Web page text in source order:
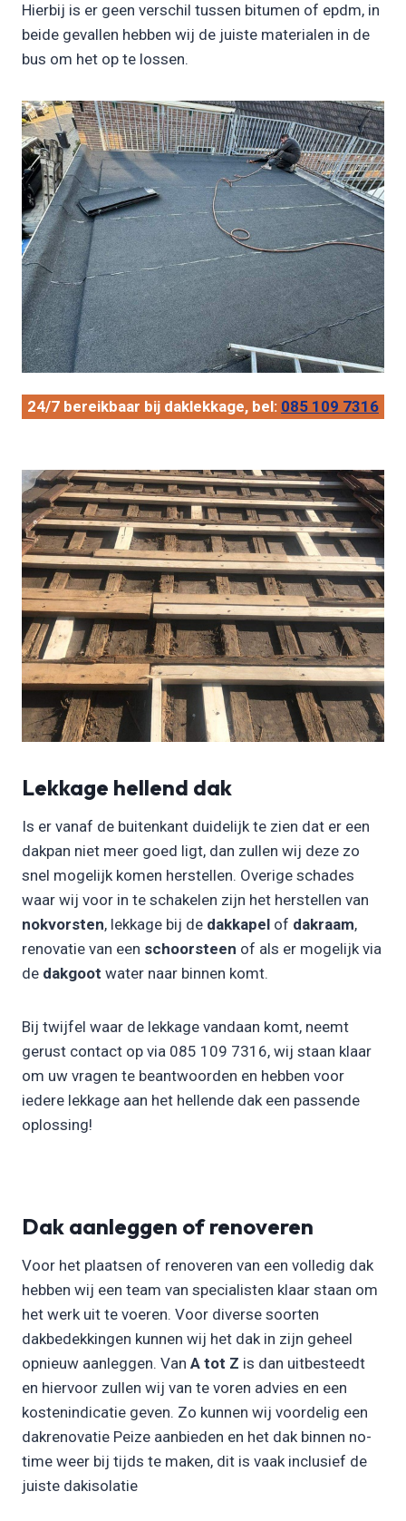
Hierbij is er geen verschil tussen bitumen of epdm, in
beide gevallen hebben wij de juiste materialen in de
bus om het op te lossen.
24/7 bereikbaar bij daklekkage, bel: 085 109 7316
Lekkage hellend dak
Is er vanaf de buitenkant duidelijk te zien dat er een
dakpan niet meer goed ligt, dan zullen wij deze zo
snel mogelijk komen herstellen. Overige schades
waar wij voor in te schakelen zijn het herstellen van
nokvorsten, lekkage bij de dakkapel of dakraam,
renovatie van een schoorsteen of als er mogelijk via
de dakgoot water naar binnen komt.
Bij twijfel waar de lekkage vandaan komt, neemt
gerust contact op via 085 109 7316, wij staan klaar
om uw vragen te beantwoorden en hebben voor
iedere lekkage aan het hellende dak een passende
oplossing!
Dak aanleggen of renoveren
Voor het plaatsen of renoveren van een volledig dak
hebben wij een team van specialisten klaar staan om
het werk uit te voeren. Voor diverse soorten
dakbedekkingen kunnen wij het dak in zijn geheel
opnieuw aanleggen. Van A tot Z is dan uitbesteedt
en hiervoor zullen wij van te voren advies en een
kostenindicatie geven. Zo kunnen wij voordelig een
dakrenovatie Peize aanbieden en het dak binnen no-
time weer bij tijds te maken, dit is vaak inclusief de
juiste dakisolatie